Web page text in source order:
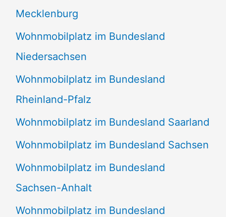
Mecklenburg
Wohnmobilplatz im Bundesland
Niedersachsen
Wohnmobilplatz im Bundesland
Rheinland-Pfalz
Wohnmobilplatz im Bundesland Saarland
Wohnmobilplatz im Bundesland Sachsen
Wohnmobilplatz im Bundesland
Sachsen-Anhalt
Wohnmobilplatz im Bundesland